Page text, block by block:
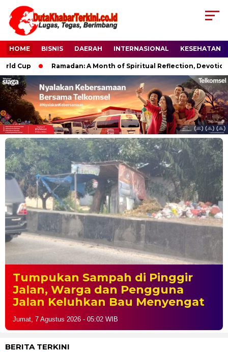
HOME BISNIS DAERAH INTERNASIONAL KESEHATAN
Cup Ramadan: A Month of Spiritual Reflection, Devotion,
Tumpukan Sampah di Pinggir
Jalan, Warga dan Pengguna
Jalan Keluhkan Bau Menyengat
Jumat, 7 Agustus 2026 - 05:02 WIB
BERITA TERKINI